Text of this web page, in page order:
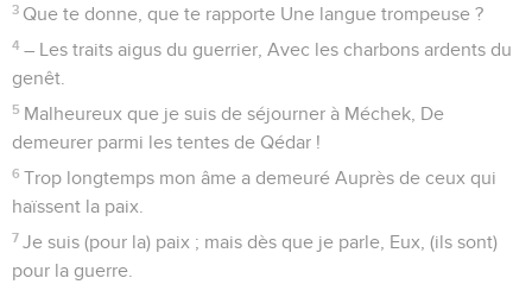
3 Que te donne, que te rapporte Une langue trompeuse ?
4 – Les traits aigus du guerrier, Avec les charbons ardents du
genêt.
5 Malheureux que je suis de séjourner à Méchek, De
demeurer parmi les tentes de Qédar !
6 Trop longtemps mon âme a demeuré Auprès de ceux qui
haïssent la paix.
7 Je suis (pour la) paix ; mais dès que je parle, Eux, (ils sont)
pour la guerre.